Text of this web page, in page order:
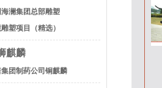
澜集团总部雕塑
塑项目（精选）
麒麟
集团制药公司铜麒麟